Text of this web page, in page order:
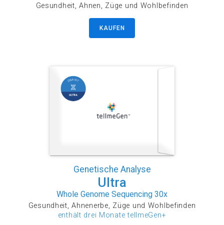
Gesundheit, Ahnen, Züge und Wohlbefinden
KAUFEN
Genetische Analyse
Ultra
Whole Genome Sequencing 30x
Gesundheit, Ahnenerbe, Züge und Wohlbefinden
enthält drei Monate tellmeGen+